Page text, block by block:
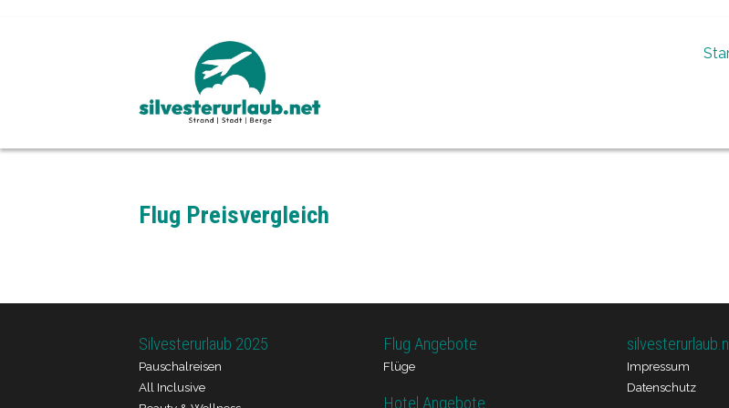
Flug Preisvergleich
Silvesterurlaub 2025
Pauschalreisen
All Inclusive
Flug Angebote
Flüge
Hotel Angebote
Impressum
Datenschutz